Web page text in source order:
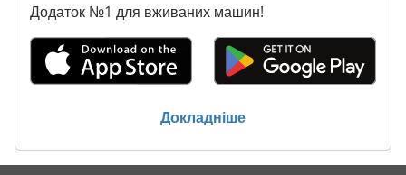
Додаток №1 для вживаних машин!
Докладніше